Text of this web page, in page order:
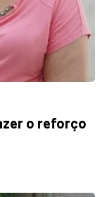
o reforço